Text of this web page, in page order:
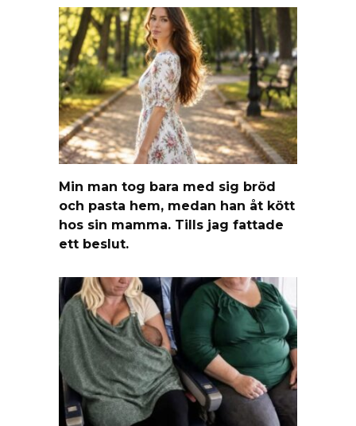
Min man tog bara med sig bröd
och pasta hem, medan han åt kött
hos sin mamma. Tills jag fattade
ett beslut.